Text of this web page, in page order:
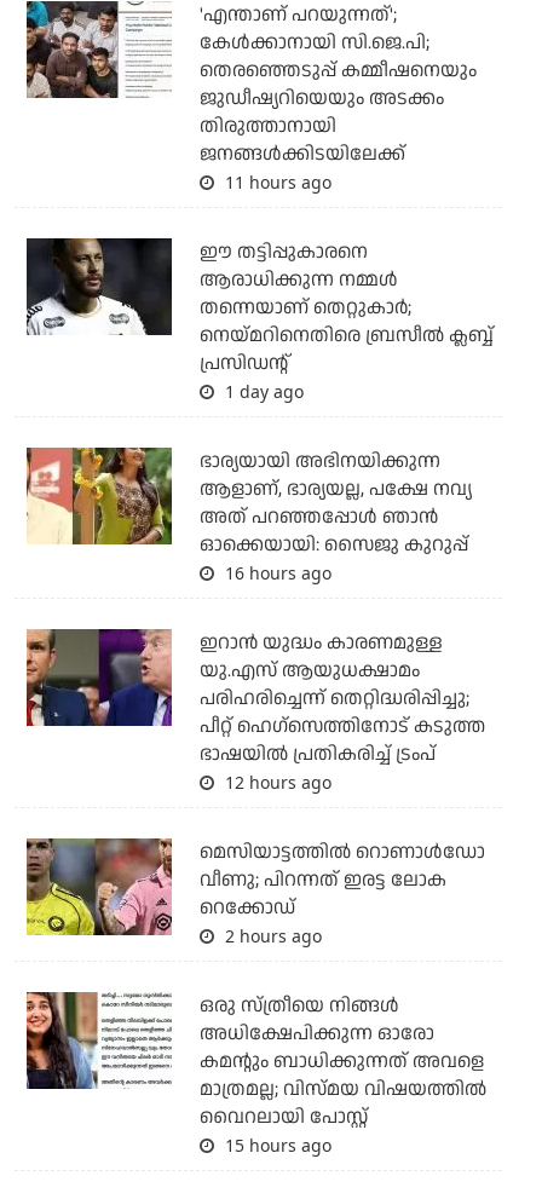
'എന്താണ് പറയുന്നത്';
കേള്‍ക്കാനായി സി.ജെ.പി;
തെരഞ്ഞെടുപ്പ് കമ്മീഷനെയും
ജുഡീഷ്യറിയെയും അടക്കം
തിരുത്താനായി
ജനങ്ങള്‍ക്കിടയിലേക്ക്
11 hours ago
ഈ തട്ടിപ്പുകാരനെ
ആരാധിക്കുന്ന നമ്മള്‍
തന്നെയാണ് തെറ്റുകാര്‍;
നെയ്മറിനെതിരെ ബ്രസീല്‍ ക്ലബ്ബ്
പ്രസിഡന്റ്
1 day ago
ഭാര്യയായി അഭിനയിക്കുന്ന
ആളാണ്, ഭാര്യയല്ല, പക്ഷേ നവ്യ
അത് പറഞ്ഞപ്പോള്‍ ഞാന്‍
ഓക്കെയായി: സൈജു കുറുപ്പ്
16 hours ago
ഇറാന്‍ യുദ്ധം കാരണമുള്ള
യു.എസ് ആയുധക്ഷാമം
പരിഹരിച്ചെന്ന് തെറ്റിദ്ധരിപ്പിച്ചു;
പീറ്റ് ഹെഗ്‌സെത്തിനോട് കടുത്ത
ഭാഷയില്‍ പ്രതികരിച്ച് ട്രംപ്
12 hours ago
മെസിയാട്ടത്തില്‍ റൊണാള്‍ഡോ
വീണു; പിറന്നത് ഇരട്ട ലോക
റെക്കോഡ്
2 hours ago
ഒരു സ്ത്രീയെ നിങ്ങള്‍
അധിക്ഷേപിക്കുന്ന ഓരോ
കമന്റും ബാധിക്കുന്നത് അവളെ
മാത്രമല്ല; വിസ്മയ വിഷയത്തില്‍
വൈറലായി പോസ്റ്റ്
15 hours ago